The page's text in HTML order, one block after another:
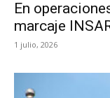
En
marcaje
1 julio, 2026